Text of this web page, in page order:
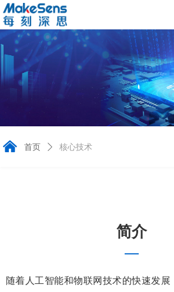
简介
—
随着人工智能和物联网技术的快速发展
낀 首页 ꄲ 核心技术